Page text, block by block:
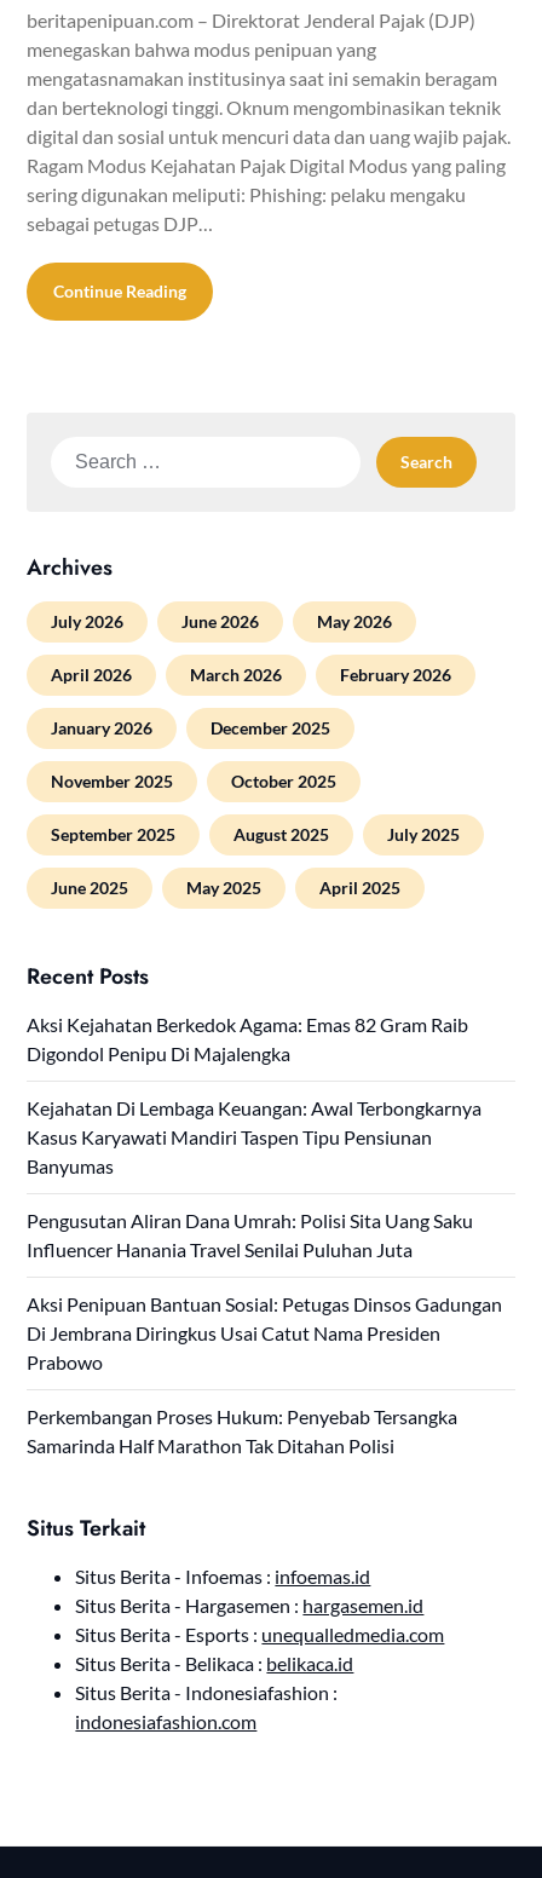
beritapenipuan.com – Direktorat Jenderal Pajak (DJP)
menegaskan bahwa modus penipuan yang
mengatasnamakan institusinya saat ini semakin beragam
dan berteknologi tinggi. Oknum mengombinasikan teknik
digital dan sosial untuk mencuri data dan uang wajib pajak.
Ragam Modus Kejahatan Pajak Digital Modus yang paling
sering digunakan meliputi: Phishing: pelaku mengaku
sebagai petugas DJP…
Continue Reading
Search
Archives
July 2026 June 2026 May 2026
April 2026 March 2026 February 2026
January 2026 December 2025
November 2025 October 2025
September 2025 August 2025 July 2025
June 2025 May 2025 April 2025
Recent Posts
Aksi Kejahatan Berkedok Agama: Emas 82 Gram Raib
Digondol Penipu Di Majalengka
Kejahatan Di Lembaga Keuangan: Awal Terbongkarnya
Kasus Karyawati Mandiri Taspen Tipu Pensiunan
Banyumas
Pengusutan Aliran Dana Umrah: Polisi Sita Uang Saku
Influencer Hanania Travel Senilai Puluhan Juta
Aksi Penipuan Bantuan Sosial: Petugas Dinsos Gadungan
Di Jembrana Diringkus Usai Catut Nama Presiden
Prabowo
Perkembangan Proses Hukum: Penyebab Tersangka
Samarinda Half Marathon Tak Ditahan Polisi
Situs Terkait
Situs Berita - Infoemas : infoemas.id
Situs Berita - Hargasemen : hargasemen.id
Situs Berita - Esports : unequalledmedia.com
Situs Berita - Belikaca : belikaca.id
Situs Berita - Indonesiafashion :
indonesiafashion.com